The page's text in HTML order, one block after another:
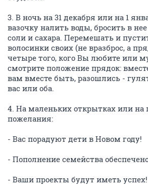
3. В ночь на 31 декабря или на 1
вазочку налить воды, бросить в
соли и сахара. Перемешать и
волосинки своих (не вразброс, а
четыре того, кого Вы любите или
смотрите положение прядок:
вам вместе быть, разошлись -
вас или оба.
4. На маленьких открытках или на
пожелания:
- Вас порадуют дети в Новом году!
- Пополнение семейства
- Ваши проекты будут иметь успех!